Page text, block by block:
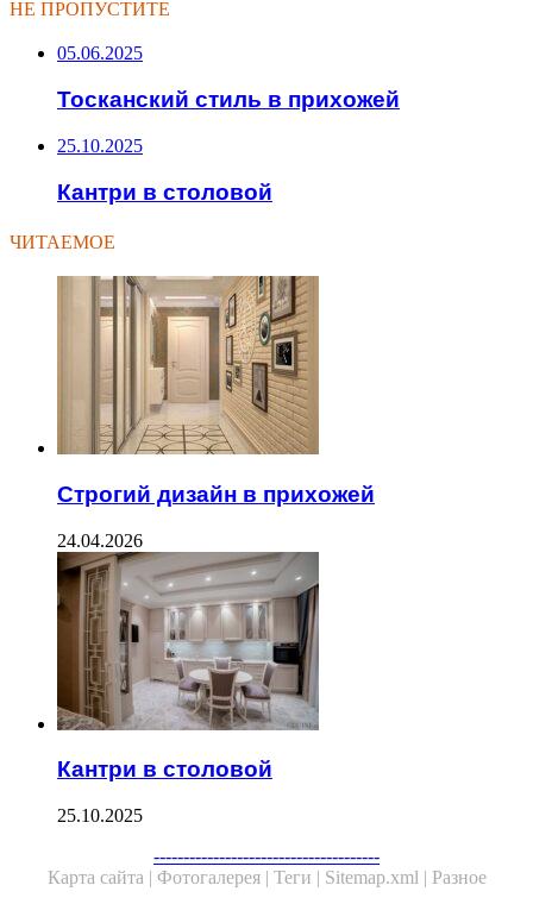
НЕ ПРОПУСТИТЕ
05.06.2025
Тосканский стиль в прихожей
25.10.2025
Кантри в столовой
ЧИТАЕМОЕ
Строгий дизайн в прихожей
24.04.2026
Кантри в столовой
25.10.2025
--------------------------------------
Карта сайта | Фотогалерея | Теги | Sitemap.xml | Разное